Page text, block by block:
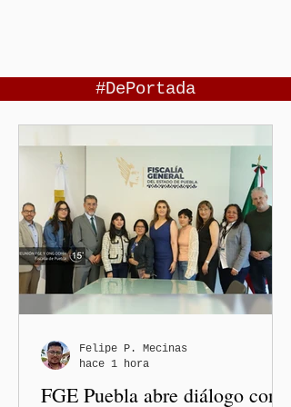
#DePortada
FGE Puebla abre diálogo con
Felipe P. Mecinas
hace 1 hora